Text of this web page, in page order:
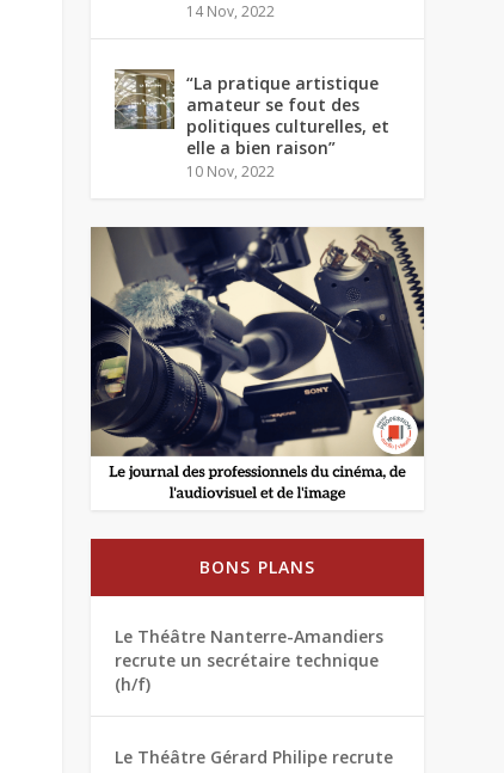
14 Nov, 2022
“La pratique artistique
amateur se fout des
politiques culturelles, et
elle a bien raison”
10 Nov, 2022
BONS PLANS
Le Théâtre Nanterre-Amandiers
recrute un secrétaire technique
(h/f)
Le Théâtre Gérard Philipe recrute